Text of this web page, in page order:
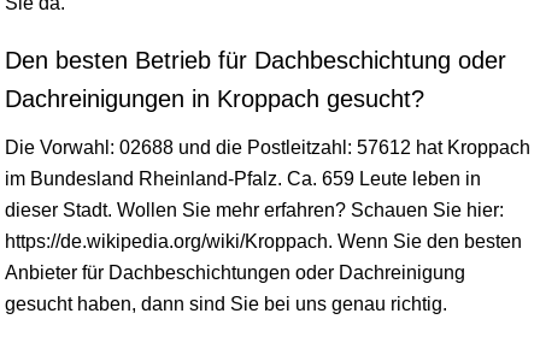
Den besten Betrieb für Dachbeschichtung oder
Dachreinigungen in Kroppach gesucht?
Die Vorwahl: 02688 und die Postleitzahl: 57612 hat Kroppach
im Bundesland Rheinland-Pfalz. Ca. 659 Leute leben in
dieser Stadt. Wollen Sie mehr erfahren? Schauen Sie hier:
https://de.wikipedia.org/wiki/Kroppach. Wenn Sie den besten
Anbieter für Dachbeschichtungen oder Dachreinigung
gesucht haben, dann sind Sie bei uns genau richtig.